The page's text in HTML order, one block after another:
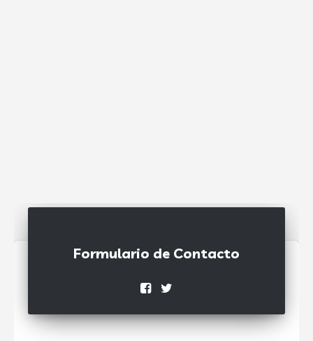
Formulario de Contacto